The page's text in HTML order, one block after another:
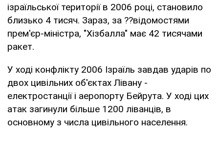
ізраїльської території в 2006 році, становило
близько 4 тисяч. Зараз, за ??відомостями
прем'єр-міністра, "Хізбалла" має 42 тисячами
ракет.
У ході конфлікту 2006 Ізраїль завдав ударів по
двох цивільних об'єктах Лівану -
електростанції і аеропорту Бейрута. У ході цих
атак загинули більше 1200 ліванців, в
основному з числа цивільного населення.